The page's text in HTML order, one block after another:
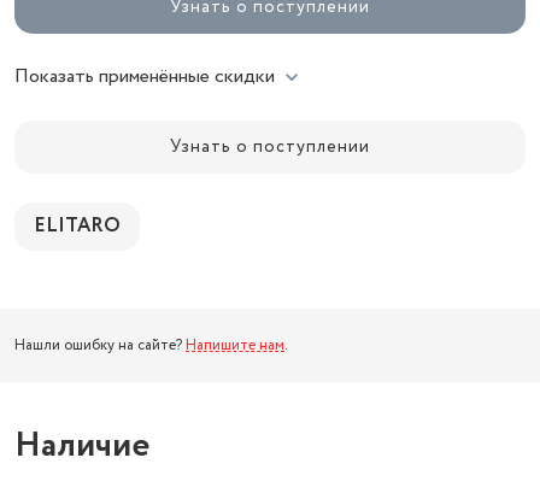
Узнать о поступлении
Показать применённые скидки
Узнать о поступлении
ELITARO
Нашли ошибку на сайте? Напишите нам.
Наличие